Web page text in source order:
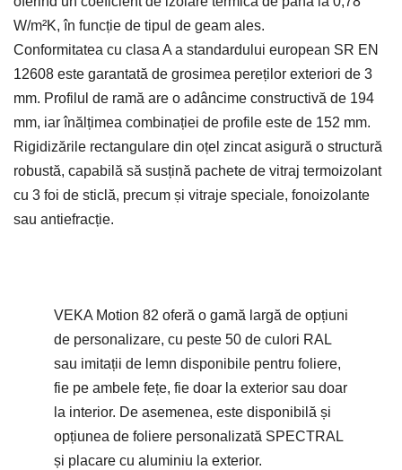
W/m²K, în funcție de tipul de geam ales.
Conformitatea cu clasa A a standardului european SR EN
12608 este garantată de grosimea pereților exteriori de 3
mm. Profilul de ramă are o adâncime constructivă de 194
mm, iar înălțimea combinației de profile este de 152 mm.
Rigidizările rectangulare din oțel zincat asigură o structură
robustă, capabilă să susțină pachete de vitraj termoizolant
cu 3 foi de sticlă, precum și vitraje speciale, fonoizolante
sau antiefracție.
VEKA Motion 82 oferă o gamă largă de opțiuni
de personalizare, cu peste 50 de culori RAL
sau imitații de lemn disponibile pentru foliere,
fie pe ambele fețe, fie doar la exterior sau doar
la interior. De asemenea, este disponibilă și
opțiunea de foliere personalizată SPECTRAL
și placare cu aluminiu la exterior.